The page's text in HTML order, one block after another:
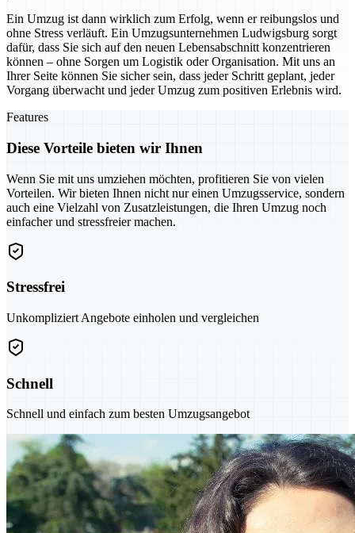
Ein Umzug ist dann wirklich zum Erfolg, wenn er reibungslos und
ohne Stress verläuft. Ein Umzugsunternehmen Ludwigsburg sorgt
dafür, dass Sie sich auf den neuen Lebensabschnitt konzentrieren
können – ohne Sorgen um Logistik oder Organisation. Mit uns an
Ihrer Seite können Sie sicher sein, dass jeder Schritt geplant, jeder
Vorgang überwacht und jeder Umzug zum positiven Erlebnis wird.
Features
Diese Vorteile bieten wir Ihnen
Wenn Sie mit uns umziehen möchten, profitieren Sie von vielen
Vorteilen. Wir bieten Ihnen nicht nur einen Umzugsservice, sondern
auch eine Vielzahl von Zusatzleistungen, die Ihren Umzug noch
einfacher und stressfreier machen.
Stressfrei
Unkompliziert Angebote einholen und vergleichen
Schnell
Schnell und einfach zum besten Umzugsangebot